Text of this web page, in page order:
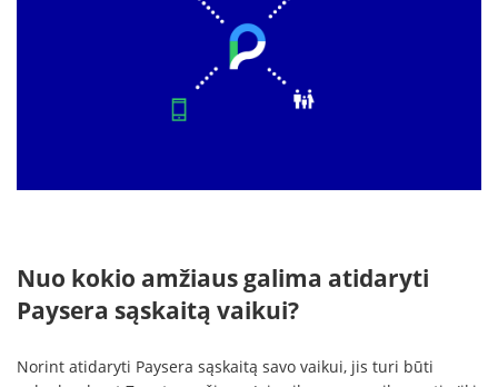
Nuo kokio amžiaus galima atidaryti
Paysera sąskaitą vaikui?
Norint atidaryti Paysera sąskaitą savo vaikui, jis turi būti